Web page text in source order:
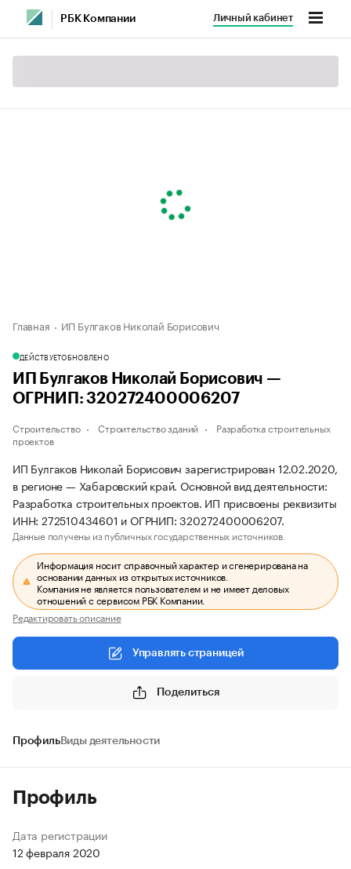
РБК Компании Личный кабинет
Главная ИП Булгаков Николай Борисович
ДЕЙСТВУЕТОБНОВЛЕНО
ИП Булгаков Николай Борисович —
ОГРНИП: 320272400006207
Строительство Строительство зданий
Разработка строительных
проектов
ИП Булгаков Николай Борисович зарегистрирован 12.02.2020,
в регионе — Хабаровский край. Основной вид деятельности:
Разработка строительных проектов. ИП присвоены реквизиты
ИНН: 272510434601 и ОГРНИП: 320272400006207.
Данные получены из публичных государственных источников.
Информация носит справочный характер и сгенерирована на
основании данных из открытых источников.
Компания не является пользователем и не имеет деловых
отношений с сервисом РБК Компании.
Редактировать описание
Управлять страницей
Поделиться
ПрофильВиды деятельности
Профиль
Дата регистрации
12 февраля 2020